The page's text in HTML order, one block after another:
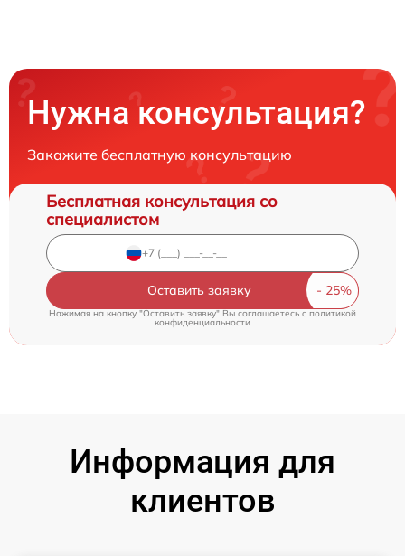
Нужна консультация?
Закажите бесплатную консультацию
Бесплатная консультация со
специалистом
Оставить заявку
Нажимая на кнопку "Оставить заявку" Вы соглашаетесь cполитикой
конфиденциальности
Информация для
клиентов